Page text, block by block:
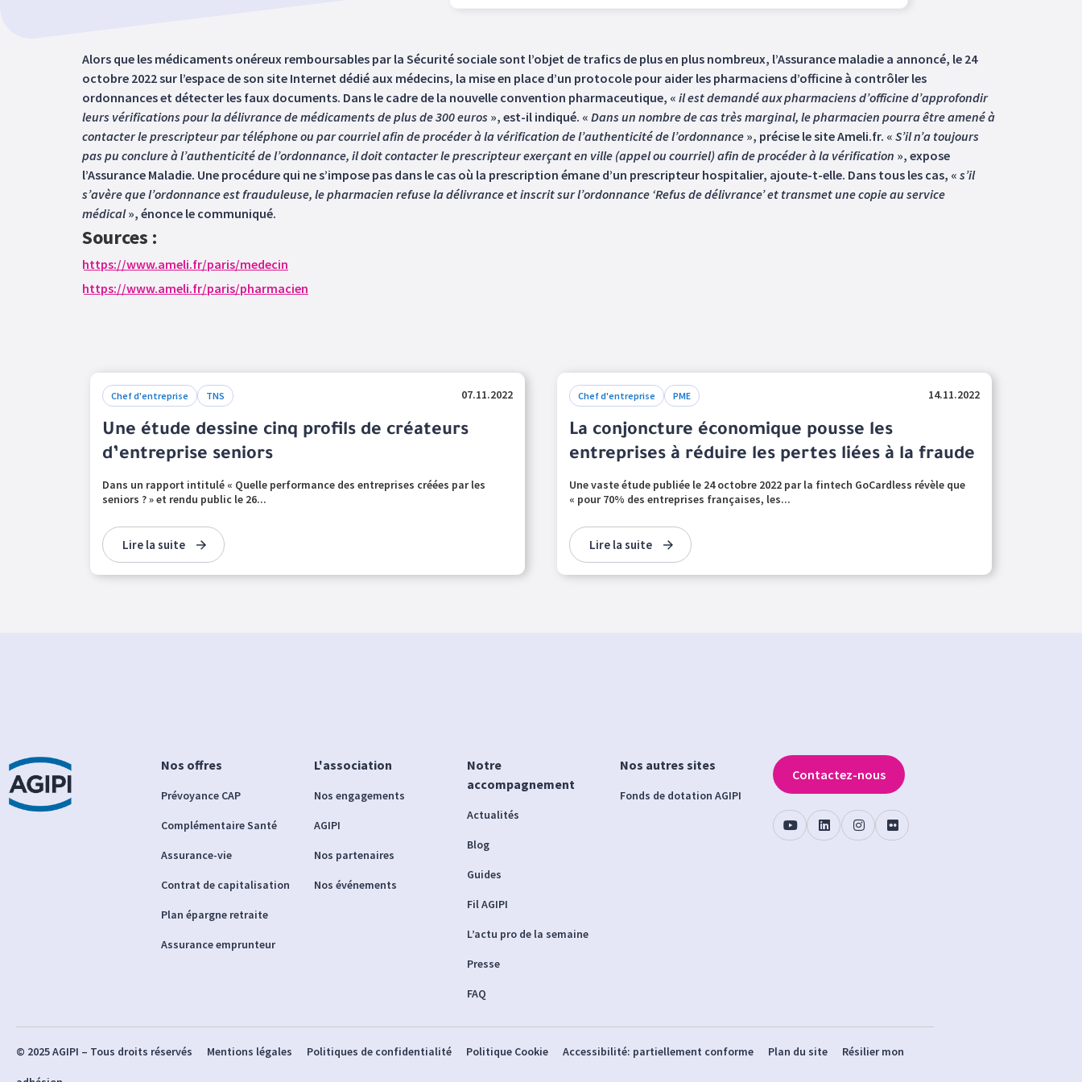
Alors que les médicaments onéreux remboursables par la Sécurité sociale sont l’objet de trafics de plus en plus nombreux, l’Assurance maladie a annoncé, le 24
octobre 2022 sur l’espace de son site Internet dédié aux médecins, la mise en place d’un protocole pour aider les pharmaciens d’officine à contrôler les
ordonnances et détecter les faux documents. Dans le cadre de la nouvelle convention pharmaceutique, « il est demandé aux pharmaciens d’officine d’approfondir
leurs vérifications pour la délivrance de médicaments de plus de 300 euros », est-il indiqué. « Dans un nombre de cas très marginal, le pharmacien pourra être amené à
contacter le prescripteur par téléphone ou par courriel afin de procéder à la vérification de l’authenticité de l’ordonnance », précise le site Ameli.fr. « S’il n’a toujours
pas pu conclure à l’authenticité de l’ordonnance, il doit contacter le prescripteur exerçant en ville (appel ou courriel) afin de procéder à la vérification », expose
l’Assurance Maladie. Une procédure qui ne s’impose pas dans le cas où la prescription émane d’un prescripteur hospitalier, ajoute-t-elle. Dans tous les cas, « s’il
s’avère que l’ordonnance est frauduleuse, le pharmacien refuse la délivrance et inscrit sur l’ordonnance ‘Refus de délivrance’ et transmet une copie au service
médical», énonce le communiqué.
Sources :
https://www.ameli.fr/paris/medecin
https://www.ameli.fr/paris/pharmacien
Chef d'entreprise TNS 07.11.2022
Une étude dessine cinq profils de créateurs
d’entreprise seniors
Dans un rapport intitulé « Quelle performance des entreprises créées par les
seniors ? » et rendu public le 26...
Lire la suite
Chef d'entreprise PME 14.11.2022
La conjoncture économique pousse les
entreprises à réduire les pertes liées à la fraude
Une vaste étude publiée le 24 octobre 2022 par la fintech GoCardless révèle que
« pour 70% des entreprises françaises, les...
Lire la suite
Nos offres
Prévoyance CAP
Complémentaire Santé
Assurance-vie
Contrat de capitalisation
Plan épargne retraite
Assurance emprunteur
L'association
Nos engagements
AGIPI
Nos partenaires
Nos événements
Notre
accompagnement
Actualités
Blog
Guides
Fil AGIPI
L’actu pro de la semaine
Presse
FAQ
Nos autres sites
Fonds de dotation AGIPI
Contactez-nous
© 2025 AGIPI – Tous droits réservés Mentions légales Politiques de confidentialité Politique Cookie Accessibilité: partiellement conforme Plan du site Résilier mon